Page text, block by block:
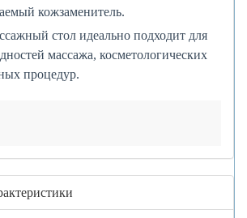
кожзаменитель.
стол идеально подходит для
массажа, косметологических
процедур.